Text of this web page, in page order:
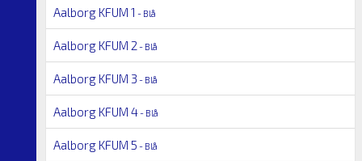
Aalborg KFUM 1 - Blå
Aalborg KFUM 2 - Blå
Aalborg KFUM 3 - Blå
Aalborg KFUM 4- Blå
Aalborg KFUM 5 - Blå